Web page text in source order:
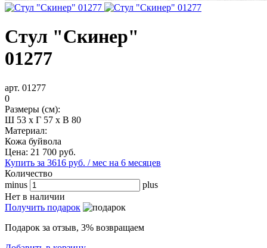
Стул "Скинер"
01277
арт. 01277
0
Размеры (см):
Ш 53 x Г 57 x В 80
Материал:
Кожа буйвола
Цена: 21 700 руб.
Купить за 3616 руб. / мес на 6 месяцев
Количество
minus
plus
Нет в наличии
Получить подарок
Подарок за отзыв, 3% возвращаем